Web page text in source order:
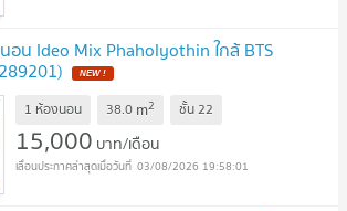
น Ideo Mix Phaholyothin ใกล้ BTS
NEW !
1 ห้องนอน 38.0 m2 ชั้น22
15,000 บาท/เดือน
03/08/2026 19:58:01